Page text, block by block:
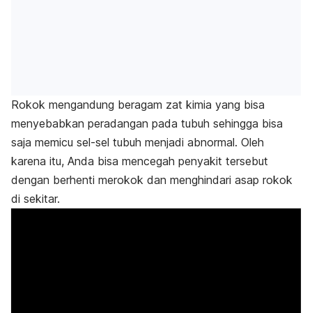
Rokok mengandung beragam zat kimia yang bisa
menyebabkan peradangan pada tubuh sehingga bisa
saja memicu sel-sel tubuh menjadi abnormal. Oleh
karena itu, Anda bisa mencegah penyakit tersebut
dengan berhenti merokok dan menghindari asap rokok
di sekitar.